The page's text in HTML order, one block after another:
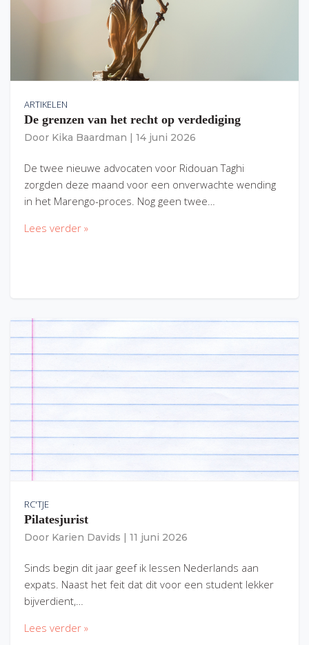
ARTIKELEN
De grenzen van het recht op verdediging
Door Kika Baardman 14 juni 2026
De twee nieuwe advocaten voor Ridouan Taghi
zorgden deze maand voor een onverwachte wending
in het Marengo-proces. Nog geen twee…
Lees verder »
RC'TJE
Pilatesjurist
Door Karien Davids 11 juni 2026
Sinds begin dit jaar geef ik lessen Nederlands aan
expats. Naast het feit dat dit voor een student lekker
bijverdient,…
Lees verder »